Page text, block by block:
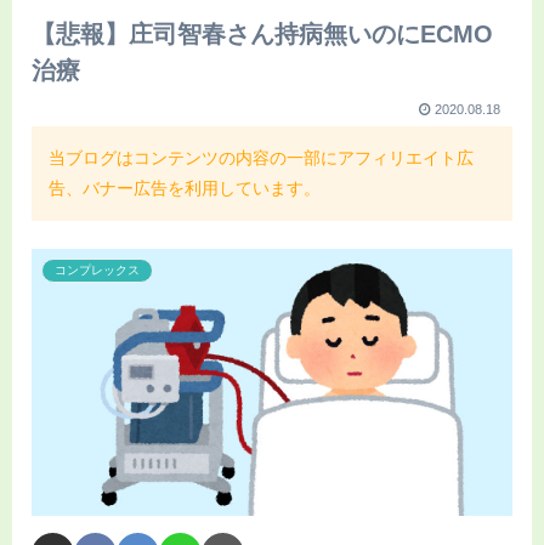
【悲報】庄司智春さん持病無いのにECMO
治療
2020.08.18
当ブログはコンテンツの内容の一部にアフィリエイト広
告、バナー広告を利用しています。
コンプレックス